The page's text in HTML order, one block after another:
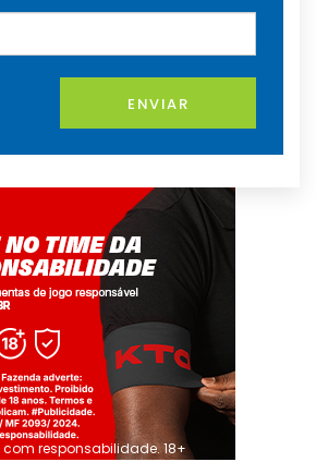
ENVIAR
com responsabilidade. 18+